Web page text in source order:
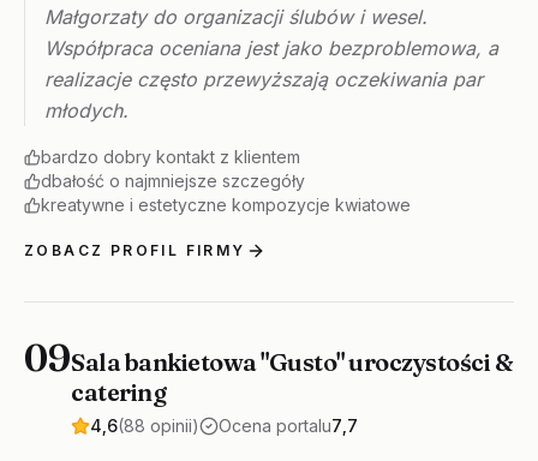
Małgorzaty do organizacji ślubów i wesel.
Współpraca oceniana jest jako bezproblemowa, a
realizacje często przewyższają oczekiwania par
młodych.
bardzo dobry kontakt z klientem
dbałość o najmniejsze szczegóły
kreatywne i estetyczne kompozycje kwiatowe
ZOBACZ PROFIL FIRMY
09Sala bankietowa "Gusto" uroczystości &
catering
4,6(88 opinii) Ocena portalu7,7